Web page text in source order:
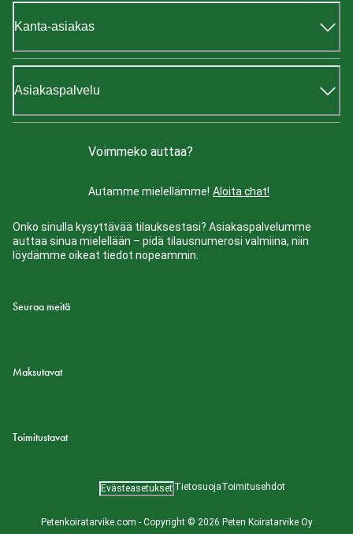
Kanta-asiakas
Asiakaspalvelu
Voimmeko auttaa?
Autamme mielellämme! Aloita chat!
Onko sinulla kysyttävää tilauksestasi? Asiakaspalvelumme
auttaa sinua mielellään – pidä tilausnumerosi valmiina, niin
löydämme oikeat tiedot nopeammin.
Seuraa meitä
Maksutavat
Toimitustavat
Petenkoiratarvike.com - Copyright © 2026 Peten Koiratarvike Oy
Evästeasetukset TietosuojaToimitusehdot